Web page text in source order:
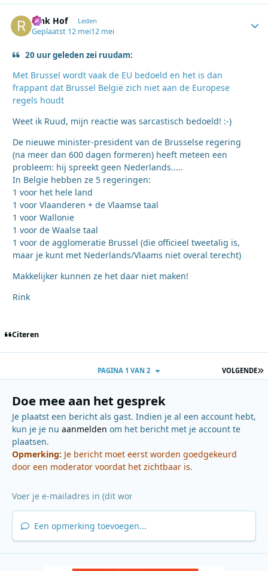
Rink Hof Leden
Geplaatst 12 mei12 mei
20 uur geleden zei ruudam:
Met Brussel wordt vaak de EU bedoeld en het is dan
frappant dat Brussel België zich niet aan de Europese
regels houdt
Weet ik Ruud, mijn reactie was sarcastisch bedoeld! :-)
De nieuwe minister-president van de Brusselse regering
(na meer dan 600 dagen formeren) heeft meteen een
probleem: hij spreekt geen Nederlands.....
In Belgie hebben ze 5 regeringen:
1 voor het hele land
1 voor Vlaanderen + de Vlaamse taal
1 voor Wallonie
1 voor de Waalse taal
1 voor de agglomeratie Brussel (die officieel tweetalig is,
maar je kunt met Nederlands/Vlaams niet overal terecht)
Makkelijker kunnen ze het daar niet maken!
Rink
Citeren
VOLGENDE
PAGINA 1 VAN 2
Doe mee aan het gesprek
Je plaatst een bericht als gast. Indien je al een account hebt,
kun je je nu aanmelden om het bericht met je account te
plaatsen.
Opmerking: Je bericht moet eerst worden goedgekeurd
door een moderator voordat het zichtbaar is.
Een opmerking toevoegen...